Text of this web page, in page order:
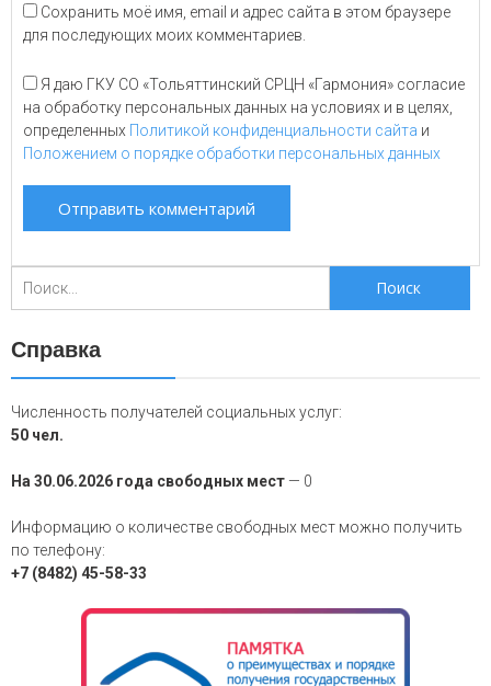
Сохранить моё имя, email и адрес сайта в этом браузере
для последующих моих комментариев.
Я даю ГКУ СО «Тольяттинский СРЦН «Гармония» согласие
на обработку персональных данных на условиях и в целях,
определенных Политикой конфиденциальности сайта и
Положением о порядке обработки персональных данных
для:
Справка
Численность получателей социальных услуг:
50 чел.
На 30.06.2026 года свободных мест — 0
Информацию о количестве свободных мест можно получить
по телефону:
+7 (8482) 45-58-33